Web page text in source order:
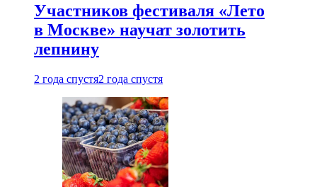
Участников фестиваля «Лето
в Москве» научат золотить
лепнину
2 года спустя2 года спустя